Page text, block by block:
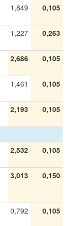
1,849 0,105
1,227 0,263
2,686 0,105
1,461 0,105
2,193 0,105
2,532 0,105
3,013 0,150
0,792 0,105